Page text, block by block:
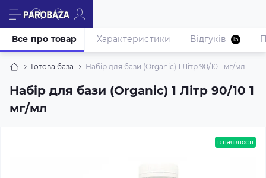
Готова база Набір для бази (Organic) 1 Літр 90/10 1 мг/мл
Набір для бази (Organic) 1 Літр 90/10 1
мг/мл
Все про товар Характеристики Відгуків 15
в наявності